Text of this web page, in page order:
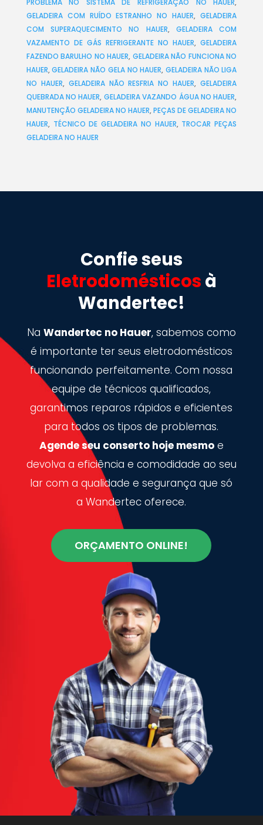
GELADEIRA COM RUÍDO ESTRANHO NO HAUER,GELADEIRA
COM SUPERAQUECIMENTO NO HAUER, GELADEIRA COM
VAZAMENTO DE GÁS REFRIGERANTE NO HAUER,GELADEIRA
FAZENDO BARULHO NO HAUER, GELADEIRA NÃO FUNCIONA NO
HAUER,GELADEIRA NÃO GELA NO HAUER, GELADEIRA NÃO LIGA
NO HAUER, GELADEIRA NÃO RESFRIA NO HAUER,GELADEIRA
QUEBRADA NO HAUER, GELADEIRA VAZANDO ÁGUA NO HAUER,
MANUTENÇÃO GELADEIRA NO HAUER,PEÇAS DE GELADEIRA NO
HAUER, TÉCNICO DE GELADEIRA NO HAUER, TROCAR PEÇAS
GELADEIRA NO HAUER
Confie seus
Eletrodomésticos à
Wandertec!
Na Wandertec no Hauer, sabemos como
é importante ter seus eletrodomésticos
funcionando perfeitamente. Com nossa
equipe de técnicos qualificados,
garantimos reparos rápidos e eficientes
para todos os tipos de problemas.
Agende seu conserto hoje mesmoe
devolva a eficiência e comodidade ao seu
lar com a qualidade e segurança que só
a Wandertec oferece.
ORÇAMENTO ONLINE!